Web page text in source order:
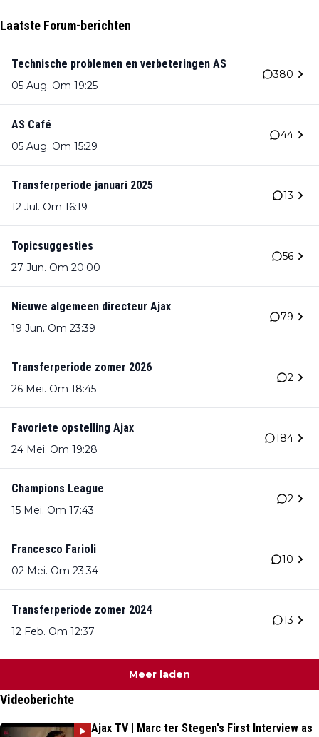
Laatste Forum-berichten
Technische problemen en verbeteringen AS
05 Aug. Om 19:25
380
AS Café
05 Aug. Om 15:29
44
Transferperiode januari 2025
12 Jul. Om 16:19
13
Topicsuggesties
27 Jun. Om 20:00
56
Nieuwe algemeen directeur Ajax
19 Jun. Om 23:39
79
Transferperiode zomer 2026
26 Mei. Om 18:45
2
Favoriete opstelling Ajax
24 Mei. Om 19:28
184
Champions League
15 Mei. Om 17:43
2
Francesco Farioli
02 Mei. Om 23:34
10
Transferperiode zomer 2024
12 Feb. Om 12:37
13
Meer laden
Videoberichte
Ajax TV | Marc ter Stegen's First Interview as